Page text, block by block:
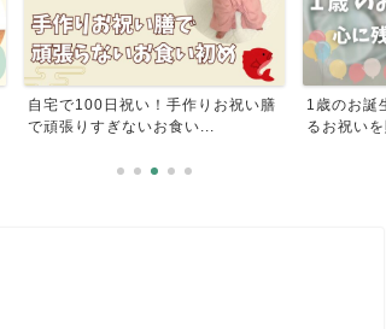
自宅で100日祝い！手作りお祝い膳
で頑張りすぎないお食い...
1歳のお誕
るお祝いを